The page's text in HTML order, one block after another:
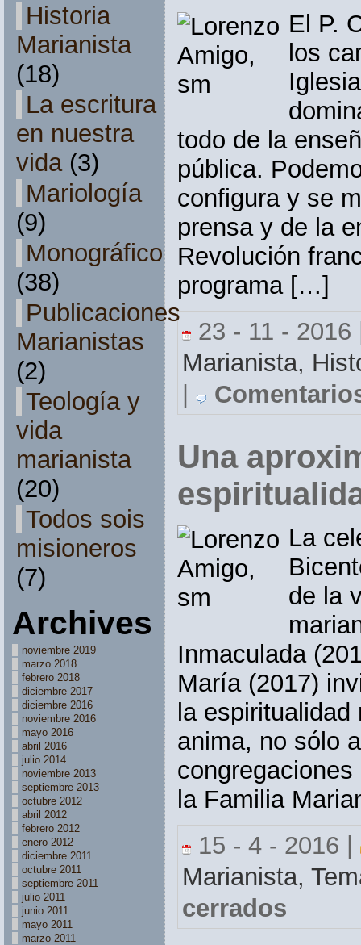
Historia
Marianista
(18)
La escritura
en nuestra
vida(3)
Mariología
(9)
Monográfico
(38)
Publicaciones
Marianistas
(2)
Teología y
vida
marianista
(20)
Todos sois
misioneros
(7)
Archives
noviembre 2019
marzo 2018
febrero 2018
diciembre 2017
diciembre 2016
noviembre 2016
mayo 2016
abril 2016
julio 2014
noviembre 2013
septiembre 2013
octubre 2012
abril 2012
febrero 2012
enero 2012
diciembre 2011
octubre 2011
septiembre 2011
julio 2011
junio 2011
mayo 2011
marzo 2011
El P.
los
todo de la
pública.
configura y se
prensa y de la
Revolución
programa […]
23 - 11 -
Marianista,
Una
La
de la
Inmaculada
María (2017)
la
anima, no sólo
la Familia
15 - 4 - 2016 |
Marianista,
cerrados